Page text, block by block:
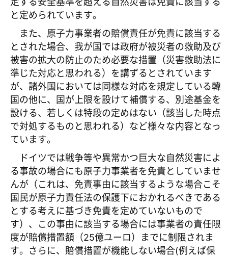
と定められています。
また、原子力事業者の賠償責任が免責に該当する
とされた場合、我が国では政府が被災者の救助及び
被害の拡大の防止のため必要な措置（災害救助法に
準じた対応と思われる）を講ずるとされています
が、諸外国においては同様な対応を規定している韓
国の他に、国が上限を設けて補償する、別途基金を
設ける、若しくは特段の定めはない（該当した時点
で対処するものと思われる）など様々な内容となっ
ています。
ドイツでは戦争等や異常かつ巨大な自然災害によ
る事故の場合にも原子力事業者を免責としていませ
んが（これは、免責事由に該当するような場合こそ
国民が原子力責任法の保護下におかれるべきである
とする考えに基づき免責を定めていないもので
す）、この事由に該当する場合には事業者の責任限
度が賠償措置額（25億ユーロ）までに制限されま
す。さらに、賠償措置が機能しない場合(例えば保